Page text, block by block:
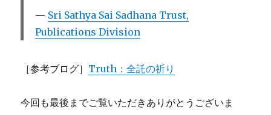
Sri Sathya Sai Sadhana Trust,
Publications Division
［参考ブログ］ Truth：全託の祈り
今回も最後までご覧いただきありがとうございま